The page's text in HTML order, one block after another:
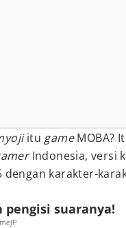
itu gameMOBA?
Indonesia, versi
dengan karakter-
pengisi suaranya!